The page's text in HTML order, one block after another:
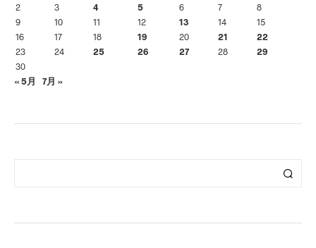
2
3 4 5 6 7
8
9
10 11 12 13 14
15
16
17 18 19 20 21
22
23
24 25 26 27 28
29
30
« 5月
7月 »